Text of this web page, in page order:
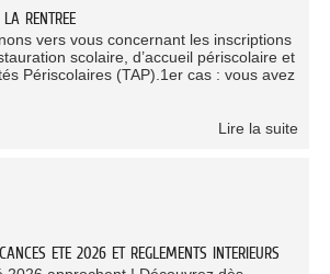
RENTREE
vers vous concernant les inscriptions
scolaire, d’accueil périscolaire et
Périscolaires (TAP).1er cas : vous avez
Lire la suite
ETE 2026 ET REGLEMENTS INTERIEURS